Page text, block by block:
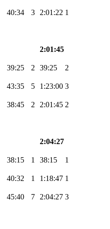
40:34 3 2:01:22 1
2:01:45
39:25 2 39:25 2
43:35 5 1:23:00 3
38:45 2 2:01:45 2
2:04:27
38:15 1 38:15 1
40:32 1 1:18:47 1
45:40 7 2:04:27 3